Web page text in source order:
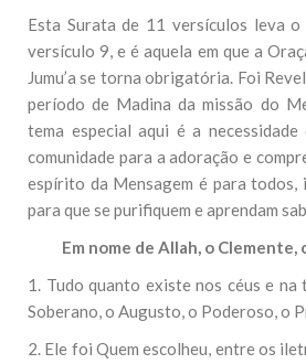
Esta Surata de 11 versículos leva
versículo 9, e é aquela em que a
Jumu’a se torna obrigatória. Foi
período de Madina da missão do
tema especial aqui é a
comunidade para a adoração e
espírito da Mensagem é para
para que se purifiquem e aprendam
Em nome de Allah, o
1. Tudo quanto existe nos céus e
Soberano, o Augusto, o Poderoso, o
2. Ele foi Quem escolheu, entre os